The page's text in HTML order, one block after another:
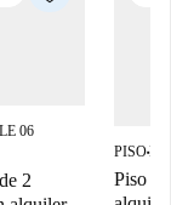
06
2
PISO■
Piso